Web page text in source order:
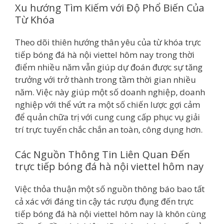
Xu hướng Tìm Kiếm với Độ Phổ Biến Của
Từ Khóa
Theo dõi thiên hướng thân yêu của từ khóa trực
tiếp bóng đá hà nội viettel hôm nay trong thời
điểm nhiều năm vẫn giúp dự đoán được sự tăng
trưởng với trở thành trong tầm thời gian nhiều
năm. Việc này giúp một số doanh nghiệp, doanh
nghiệp với thể vứt ra một số chiến lược gợi cảm
để quản chữa trị với cung cung cấp phục vụ giải
trí trực tuyến chắc chắn an toàn, công dụng hơn.
Các Nguồn Thông Tin Liên Quan Đến
trực tiếp bóng đá hà nội viettel hôm nay
Việc thỏa thuận một số nguồn thông báo bao tất
cả xác với đáng tin cậy tác rượu đụng đến trực
tiếp bóng đá hà nội viettel hôm nay là khôn cùng